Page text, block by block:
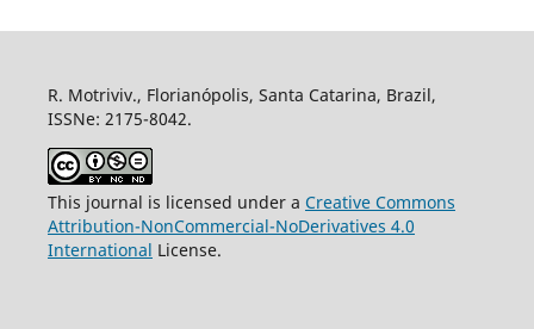
R. Motriviv., Florianópolis, Santa Catarina, Brazil,
ISSNe: 2175-8042.
This journal is licensed under a Creative Commons
Attribution-NonCommercial-NoDerivatives 4.0
International License.